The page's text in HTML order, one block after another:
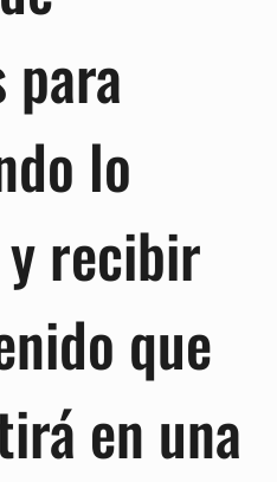
lo
recibir
que
en una